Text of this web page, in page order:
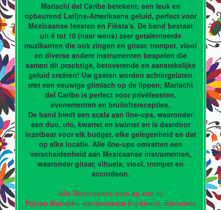
Mariachi del Caribe betekent: een leuk en
opbeurend Latijns-Amerikaans geluid, perfect voor
Mexicaanse feesten en Fiësta's. De band bestaat
uit 4 tot 10 (naar wens) zeer getalenteerde
muzikanten die ook zingen en gitaar, trompet, viool
en diverse andere instrumenten bespelen die
samen dit prachtige, betoverende en aanstekelijke
geluid creëren! Uw gasten worden achtergelaten
met een eeuwige glimlach op de lippen; Mariachi
del Caribe is perfect voor privéfeesten,
evenementen en bruiloftsrecepties.
De band biedt een scala aan line-ups, waaronder
een duo, trio, kwartet en kwintet en is daardoor
inzetbaar voor elk budget, elke gelegenheid en dat
op elke locatie. Alle line-ups omvatten een
verscheidenheid aan Mexicaanse instrumenten,
waaronder gitaar, vihuela, viool, trompet en
accordeon.
Alle Mexicaanse acts op een rij
Prijzen Mariachi, danseressen foodtruck, decoratie